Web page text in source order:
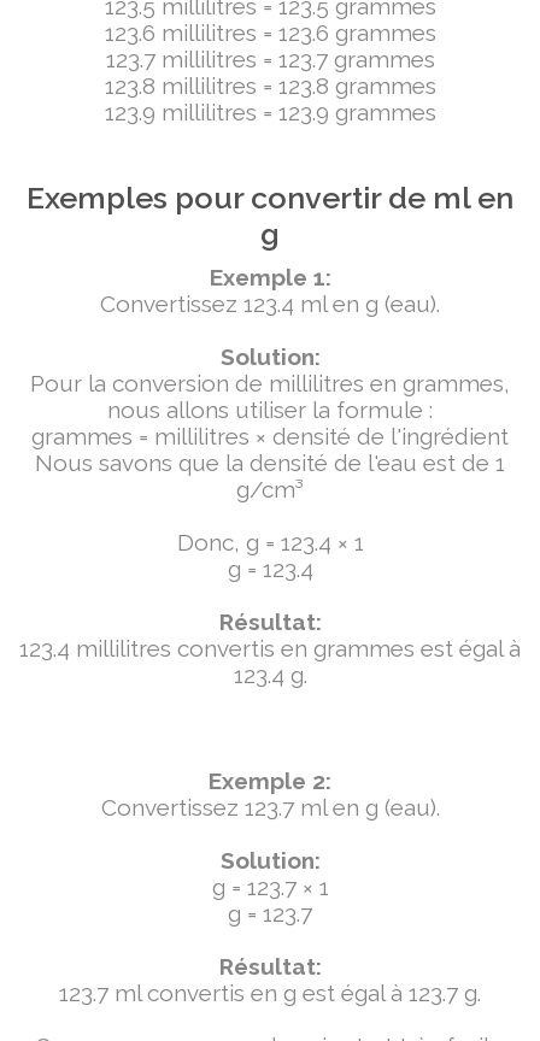
123.5 millilitres = 123.5 grammes
123.6 millilitres = 123.6 grammes
123.7 millilitres = 123.7 grammes
123.8 millilitres = 123.8 grammes
123.9 millilitres = 123.9 grammes
Exemples pour convertir de ml en
g
Exemple 1:
Convertissez 123.4 ml en g (eau).
Solution:
Pour la conversion de millilitres en grammes,
nous allons utiliser la formule :
grammes = millilitres × densité de l'ingrédient
Nous savons que la densité de l'eau est de 1
g/cm³
Donc, g = 123.4 × 1
g = 123.4
Résultat:
123.4 millilitres convertis en grammes est égal à
123.4 g.
Exemple 2:
Convertissez 123.7 ml en g (eau).
Solution:
g = 123.7 × 1
g = 123.7
Résultat:
123.7 ml convertis en g est égal à 123.7 g.